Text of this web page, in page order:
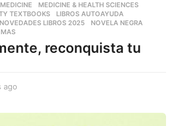
,MEDICINE ,MEDICINE & HEALTH SCIENCES
TEXTBOOKS LIBROS AUTOAYUDA
,NOVEDADES LIBROS 2025 ,NOVELA NEGRA
reconquista tu
ago